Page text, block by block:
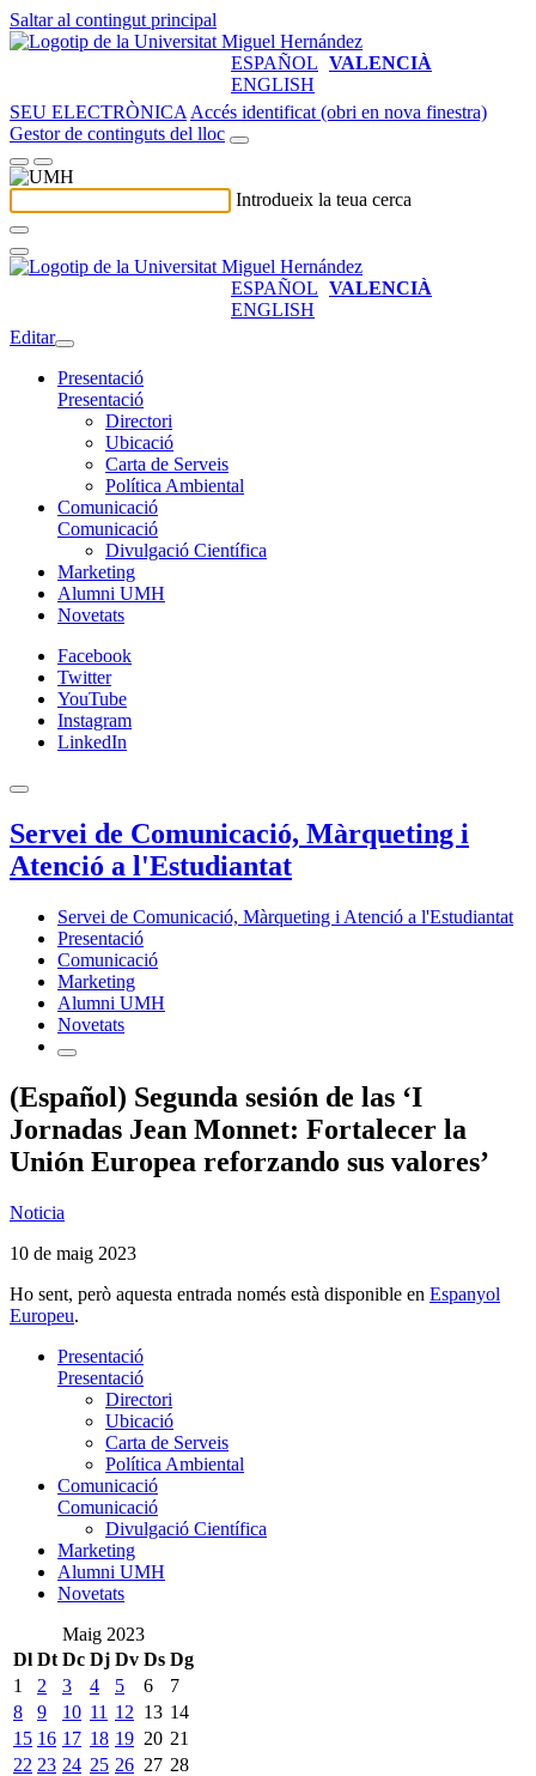
Saltar al contingut principal
ESPAÑOL VALENCIÀ
ENGLISH
SEU ELECTRÒNICA Accés identificat (obri en nova finestra)
Gestor de continguts del lloc
Introdueix la teua cerca
ESPAÑOL VALENCIÀ
ENGLISH
Editar
Presentació
Presentació
Directori
Ubicació
Carta de Serveis
Política Ambiental
Comunicació
Comunicació
Divulgació Científica
Marketing
Alumni UMH
Novetats
Facebook
Twitter
YouTube
Instagram
LinkedIn
Servei de Comunicació, Màrqueting i
Atenció a l'Estudiantat
Servei de Comunicació, Màrqueting i Atenció a l'Estudiantat
Presentació
Comunicació
Marketing
Alumni UMH
Novetats
(Español) Segunda sesión de las ‘I
Jornadas Jean Monnet: Fortalecer la
Unión Europea reforzando sus valores’
Noticia
10 de maig 2023
Ho sent, però aquesta entrada només està disponible en Espanyol
Europeu.
Presentació
Presentació
Directori
Ubicació
Carta de Serveis
Política Ambiental
Comunicació
Comunicació
Divulgació Científica
Marketing
Alumni UMH
Novetats
Maig 2023
Dl Dt Dc Dj Dv Ds Dg
1
2 3 4 5 6
7
8
9 10 11 12 13 14
15 16 17 18 19 20 21
22 23 24 25 26 27 28